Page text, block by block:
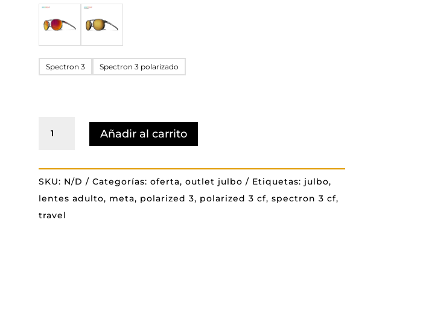
Spectron 3 Spectron 3 polarizado
Añadir al carrito
SKU: N/D Categorías: oferta, outlet julbo Etiquetas: julbo,
lentes adulto, meta, polarized 3, polarized 3 cf, spectron 3 cf,
travel